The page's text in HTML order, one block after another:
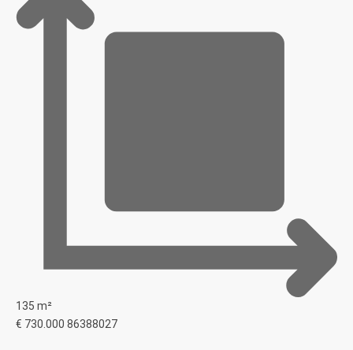
135 m²
€ 730.000 86388027